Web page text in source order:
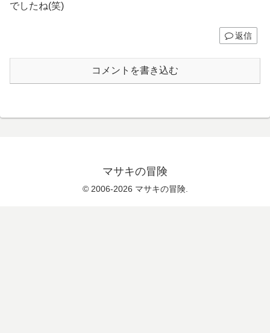
でしたね(笑)
返信
コメントを書き込む
マサキの冒険
© 2006-2026 マサキの冒険.